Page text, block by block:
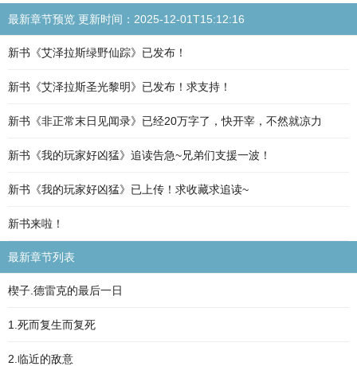
最新章节预览 更新时间：2025-12-01T15:12:16
新书《艾泽拉斯绿野仙踪》已发布！
新书《艾泽拉斯圣光黎明》已发布！求支持！
新书《非正常末日见闻录》已经20万字了，快开宰，不然就凉力
新书《我的玩家好凶猛》追读告急~兄弟们支援一波！
新书《我的玩家好凶猛》已上传！求收藏求追读~
新书来啦！
最新章节列表
楔子.德雷克的最后一日
1.死而复生而复死
2.临近的敌意